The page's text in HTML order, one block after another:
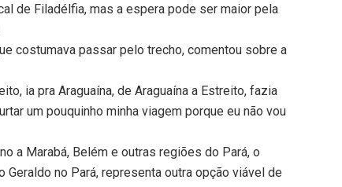
de Filadélfia, mas a espera pode ser maior pela
costumava passar pelo trecho, comentou sobre a
ia pra Araguaína, de Araguaína a Estreito, fazia
um pouquinho minha viagem porque eu não vou
a Marabá, Belém e outras regiões do Pará, o
no Pará, representa outra opção viável de